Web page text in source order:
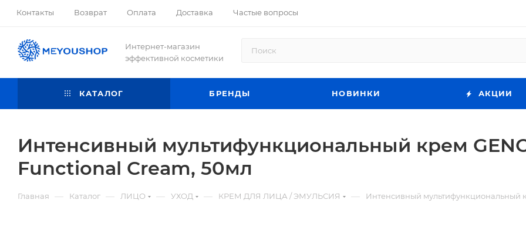
Контакты Возврат Оплата Доставка Частые вопросы
Интернет-магазин
эффективной косметики
КАТАЛОГ БРЕНДЫ НОВИНКИ АКЦИИ
Интенсивный мультифункциональный крем
Functional Cream, 50мл
Главная — Каталог — ЛИЦО — УХОД — КРЕМ ДЛЯ ЛИЦА / ЭМУЛЬСИЯ — Интенсивный мультифункциональный